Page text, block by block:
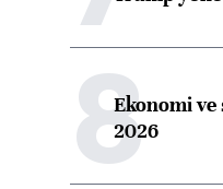
8Ekonomi ve
2026